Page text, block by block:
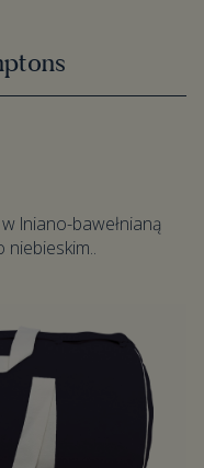
lniano-bawełnianą